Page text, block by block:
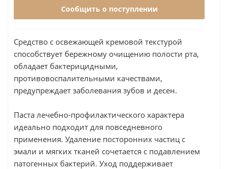
Сообщить о поступлении
Средство с освежающей кремовой текстурой
способствует бережному очищению полости рта,
обладает бактерицидными,
противовоспалительными качествами,
предупреждает заболевания зубов и десен.
Паста лечебно-профилактического характера
идеально подходит для повседневного
применения. Удаление посторонних частиц с
эмали и мягких тканей сочетается с подавлением
патогенных бактерий. Уход поддерживает